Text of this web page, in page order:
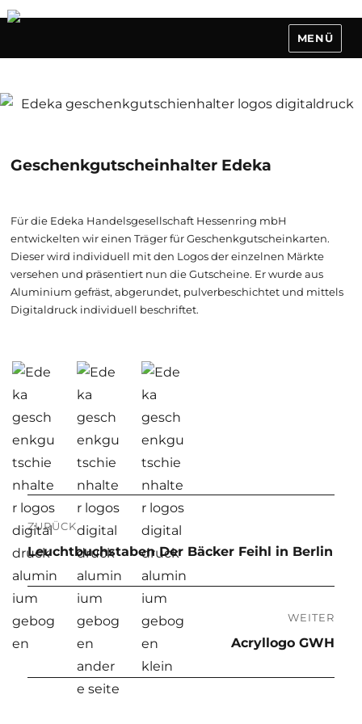
MENÜ
Geschenkgutscheinhalter Edeka
Für die Edeka Handelsgesellschaft Hessenring mbH
entwickelten wir einen Träger für Geschenkgutscheinkarten.
Dieser wird individuell mit den Logos der einzelnen Märkte
versehen und präsentiert nun die Gutscheine. Er wurde aus
Aluminium gefräst, abgerundet, pulverbeschichtet und mittels
Digitaldruck individuell beschriftet.
Beitragsnavigation
ZURÜCK
Vorheriger
Beitrag:
Leuchtbuchstaben Der Bäcker Feihl in Berlin
WEITER
Nächster
Acryllogo GWH